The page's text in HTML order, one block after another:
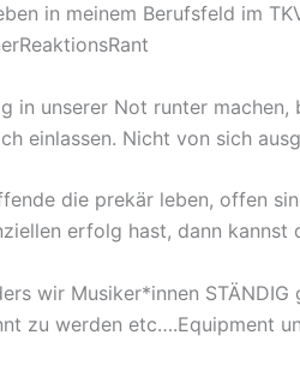
in meinem Berufsfeld im
in unserer Not runter
einlassen. Nicht von sich
die prekär leben, offen
erfolg hast, dann
wir Musiker*innen
zu werden etc….Equipment